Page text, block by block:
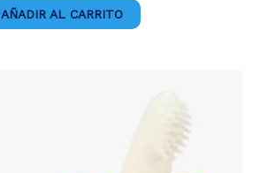
AÑADIR AL CARRITO